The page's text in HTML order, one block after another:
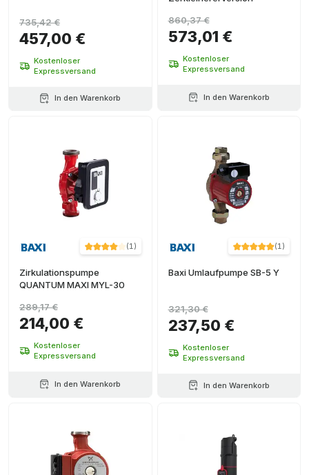
457,00 €
735,42 €
Kostenloser
Expressversand
In den Warenkorb
573,01 €
860,37 €
Kostenloser
Expressversand
In den Warenkorb
(1)
Zirkulationspumpe
QUANTUM MAXI MYL-30
214,00 €
289,17 €
Kostenloser
Expressversand
In den Warenkorb
(1)
Baxi Umlaufpumpe SB-5 Y
237,50 €
321,30 €
Kostenloser
Expressversand
In den Warenkorb